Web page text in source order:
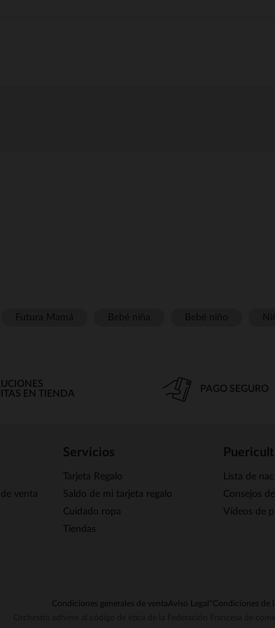
EN TIENDA
PAGO SEGURO
venta
Servicios
Tarjeta Regalo
Saldo de mi tarjeta regalo
Cuidado ropa
Tiendas
Lista de
Consejos
Vídeos de
Condiciones generales de ventaAviso Legal *Condiciones de